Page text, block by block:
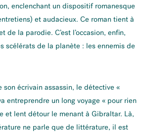
enclenchant un dispositif romanesque
et audacieux. Ce roman tient à
de la parodie. C’est l’occasion, enfin,
scélérats de la planète : les ennemis de
écrivain assassin, le détective «
entreprendre un long voyage « pour rien
et lent détour le menant à Gibraltar. Là,
ne parle que de littérature, il est